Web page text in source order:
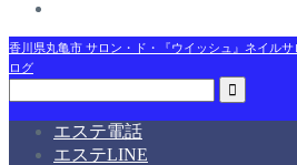
香川県丸亀市 サロン・ド・『ウイッシュ』ネイル
ログ
エステ電話
エステLINE